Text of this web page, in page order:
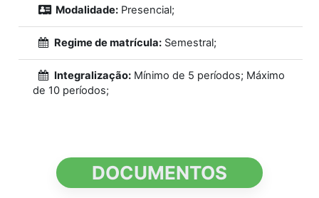
Modalidade: Presencial;
Regime de matrícula: Semestral;
Integralização: Mínimo de 5 períodos; Máximo
de 10 períodos;
DOCUMENTOS